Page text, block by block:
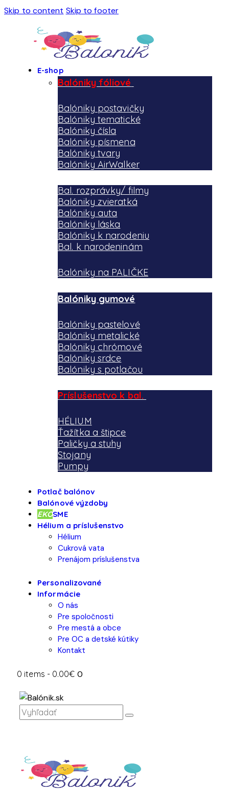
Skip to content Skip to footer
E-shop
Balóniky fóliové
Balóniky postavičky
Balóniky tematické
Balóniky čísla
Balóniky písmena
Balóniky tvary
Balóniky AirWalker
Bal. rozprávky/ filmy
Balóniky zvieratká
Balóniky auta
Balóniky láska
Balóniky k narodeniu
Bal. k narodeninám
Balóniky na PALIČKE
Balóniky gumové
Balóniky pastelové
Balóniky metalické
Balóniky chrómové
Balóniky srdce
Balóniky s potlačou
Príslušenstvo k bal.
HÉLIUM
Ťažítka a štipce
Paličky a stuhy
Stojany
Pumpy
Potlač balónov
Balónové výzdoby
EKOSME
Hélium a príslušenstvo
Hélium
Cukrová vata
Prenájom príslušenstva
Personalizované
Informácie
O nás
Pre spoločnosti
Pre mestá a obce
Pre OC a detské kútiky
Kontakt
0 items - 0.00€ 0